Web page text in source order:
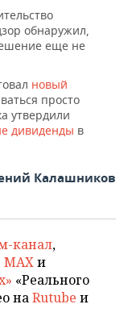
обнаружил,
еще не
новый
просто
утвердили
дивиденды в
Калашников
канал,
MAXи
«Реального
наRutube и